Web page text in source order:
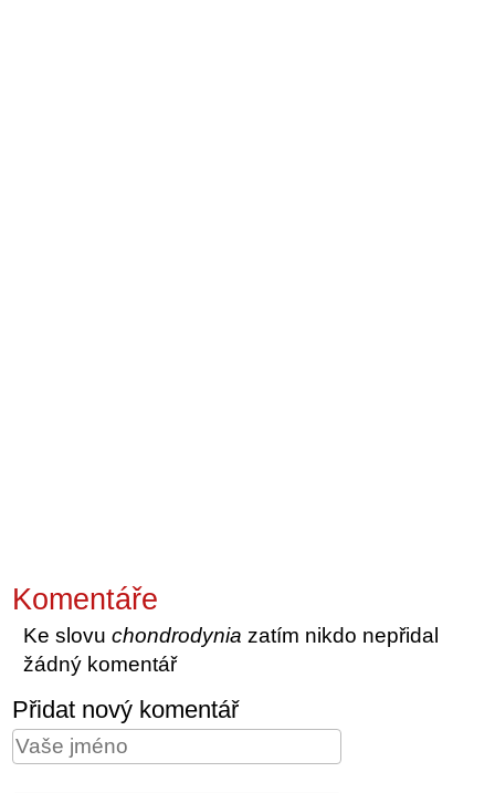
Komentáře
Ke slovuchondrodynia zatím nikdo nepřidal
žádný komentář
Přidat nový komentář